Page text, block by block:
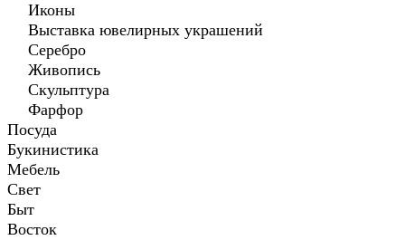
Иконы
Выставка ювелирных украшений
Серебро
Живопись
Скульптура
Фарфор
Посуда
Букинистика
Мебель
Свет
Быт
Восток